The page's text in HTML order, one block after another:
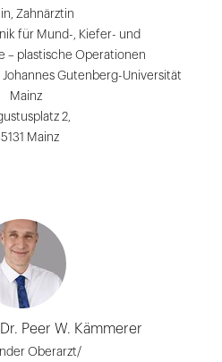
Zahnärztin
für Mund-, Kiefer- und
– plastische Operationen
Gutenberg-Universität
Mainz
2,
Mainz
Peer W. Kämmerer
Oberarzt/